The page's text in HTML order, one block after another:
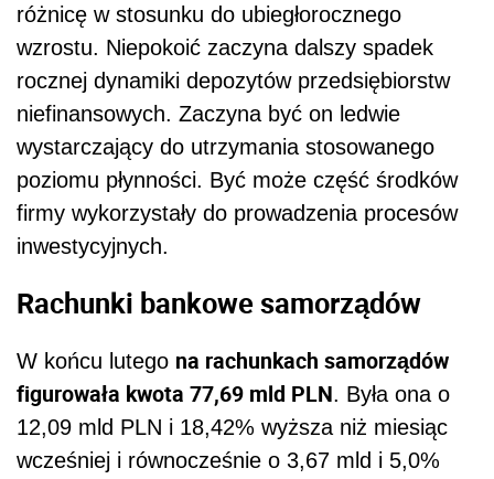
różnicę w stosunku do ubiegłorocznego
wzrostu. Niepokoić zaczyna dalszy spadek
rocznej dynamiki depozytów przedsiębiorstw
niefinansowych. Zaczyna być on ledwie
wystarczający do utrzymania stosowanego
poziomu płynności. Być może część środków
firmy wykorzystały do prowadzenia procesów
inwestycyjnych.
Rachunki bankowe samorządów
W końcu lutego na rachunkach samorządów
figurowała kwota 77,69 mld PLN. Była ona o
12,09 mld PLN i 18,42% wyższa niż miesiąc
wcześniej i równocześnie o 3,67 mld i 5,0%